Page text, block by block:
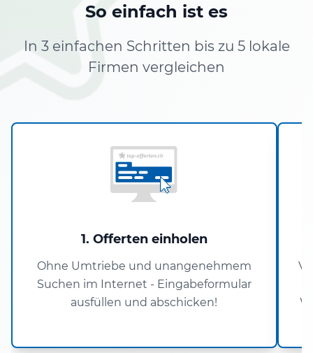
So einfach ist es
In 3 einfachen Schritten bis zu 5 lokale
Firmen vergleichen
1. Offerten einholen
Ohne Umtriebe und unangenehmem
Suchen im Internet - Eingabeformular
ausfüllen und abschicken!